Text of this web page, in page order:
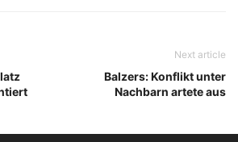
Next article
Balzers: Konflikt unter
Nachbarn artete aus